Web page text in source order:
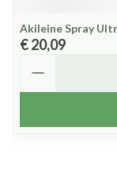
Akileine Spray
€ 20,09